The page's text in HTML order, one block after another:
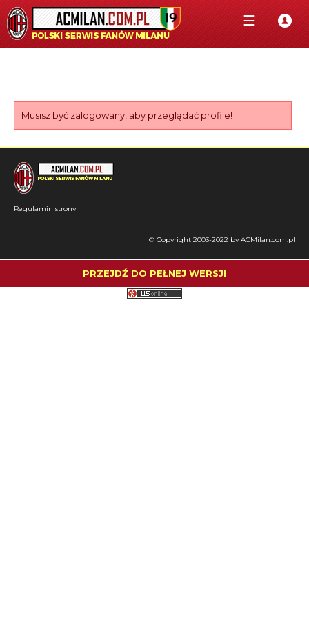
☰
Musisz być zalogowany, aby przeglądać profile!
Regulamin strony
© Copyright 2003-2022 by ACMilan.com.pl
PRZEJDŹ DO PEŁNEJ WERSJI